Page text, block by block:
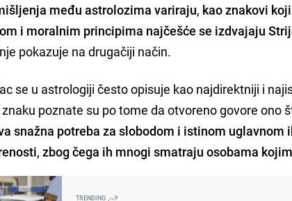
među astrolozima variraju, kao znakovi
i moralnim principima najčešće se izdvajaju
pokazuje na drugačiji način.
se u astrologiji često opisuje kao najdirektniji i
poznate su po tome da otvoreno govore ono
snažna potreba za slobodom i istinom uglavnom
,zbog čega ih mnogi smatraju osobama
TRENDING